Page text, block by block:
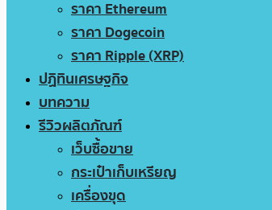
ราคา Ethereum
ราคา Dogecoin
ราคา Ripple (XRP)
ปฏิทินเศรษฐกิจ
บทความ
รีวิวผลิตภัณฑ์
เว็บซื้อขาย
กระเป๋าเก็บเหรียญ
เครื่องขุด